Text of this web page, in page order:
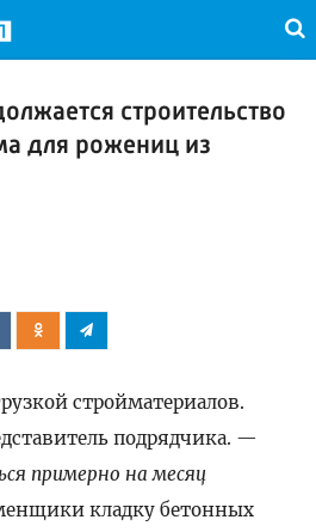
строительство
для рожениц из
стройматериалов.
подрядчика. —
примерно на месяц
кладку бетонных